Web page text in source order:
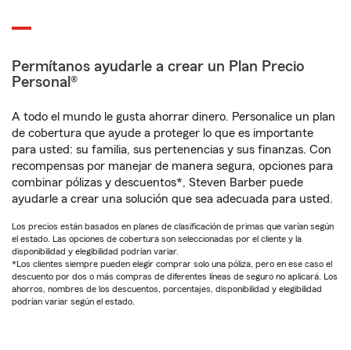
Permítanos ayudarle a crear un Plan Precio
Personal®
A todo el mundo le gusta ahorrar dinero. Personalice un plan
de cobertura que ayude a proteger lo que es importante
para usted: su familia, sus pertenencias y sus finanzas. Con
recompensas por manejar de manera segura, opciones para
combinar pólizas y descuentos*, Steven Barber puede
ayudarle a crear una solución que sea adecuada para usted.
Los precios están basados en planes de clasificación de primas que varían según
el estado. Las opciones de cobertura son seleccionadas por el cliente y la
disponibilidad y elegibilidad podrían variar.
*Los clientes siempre pueden elegir comprar solo una póliza, pero en ese caso el
descuento por dos o más compras de diferentes líneas de seguro no aplicará. Los
ahorros, nombres de los descuentos, porcentajes, disponibilidad y elegibilidad
podrían variar según el estado.